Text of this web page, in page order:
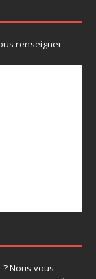
renseigner
Nous vous